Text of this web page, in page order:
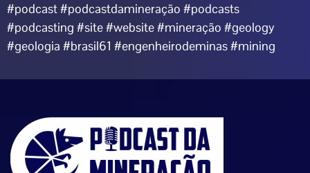
#podcast #podcastdamineração #podcasts
#podcasting #site #website #mineração #geology
#geologia #brasil61 #engenheirodeminas #mining